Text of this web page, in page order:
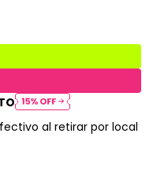
al retirar por local